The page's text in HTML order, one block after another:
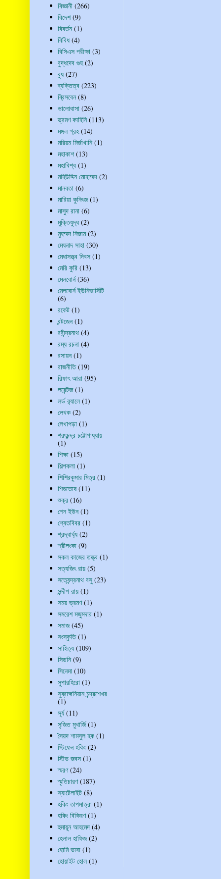
বিজ্ঞানী (266)
বিদেশ (9)
বিবর্তন (1)
বিবিধ (4)
বিসিএস পরীক্ষা (3)
বুদ্ধদেব গুহ (2)
বুধ (27)
ব্যক্তিত্ব (223)
ব্রিসবেন (8)
ভালোবাসা (26)
ভ্রমণ কাহিনি (113)
মঙ্গল গ্রহ (14)
মরিয়ম মির্জাখানি (1)
মহাকাশ (13)
মহাবিশ্ব (1)
মহিউদ্দিন মোহাম্মদ (2)
মানবতা (6)
মারিয়া কুনিৎজ (1)
মাসুদ রানা (6)
মুক্তিযুদ্ধ (2)
মুহম্মদ নিজাম (2)
মেঘনাদ সাহা (30)
মেধাসত্ত্ব দিবস (1)
মেরি কুরি (13)
মেলবোর্ন (36)
মেলবোর্ন ইউনিভার্সিটি
(6)
রকেট (1)
রন্টজেন (1)
রবীন্দ্রনাথ (4)
রম্য রচনা (4)
রসায়ন (1)
রাজনীতি (19)
রিফাৎ আরা (95)
লরেন্টজ (1)
লর্ড র‍্যালে (1)
লেখক (2)
লেখাপড়া (1)
শরৎচন্দ্র চট্টোপাধ্যায়
(1)
শিক্ষা (15)
শিল্পকলা (1)
শিশিরকুমার মিত্র (1)
শিশুতোষ (11)
শুক্র (16)
শেন ইউন (1)
শ্বেতবিবর (1)
শ্রদ্ধার্ঘ্য (2)
শ্রীলংকা (9)
সকল কাজের তত্ত্ব (1)
সত্যজিৎ রায় (5)
সত্যেন্দ্রনাথ বসু (23)
সন্দীপ রায় (1)
সময় ভ্রমণ (1)
সমরেশ মজুমদার (1)
সমাজ (45)
সংস্কৃতি (1)
সাহিত্য (109)
সিডনি (9)
সিনেমা (10)
সুপারহিরো (1)
সুব্রাহ্মনিয়ান চন্দ্রশেখর
(1)
সূর্য (11)
সৃজিত মুখার্জি (1)
সৈয়দ শামসুল হক (1)
স্টিফেন হকিং (2)
স্টিভ জবস (1)
স্মরণ (24)
স্মৃতিচারণ (187)
স্যাটেলাইট (8)
হকিং তাপমাত্রা (1)
হকিং বিকিরণ (1)
হুমায়ূন আহমেদ (4)
হেলাল হাফিজ (2)
হোমি ভাবা (1)
হোয়াইট হোল (1)